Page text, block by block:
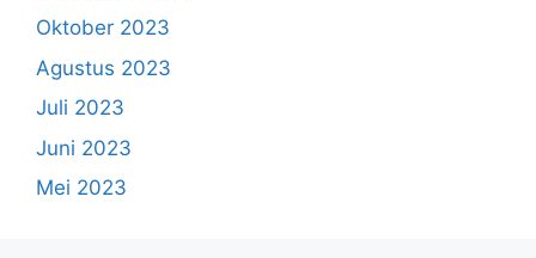
Oktober 2023
Agustus 2023
Juli 2023
Juni 2023
Mei 2023